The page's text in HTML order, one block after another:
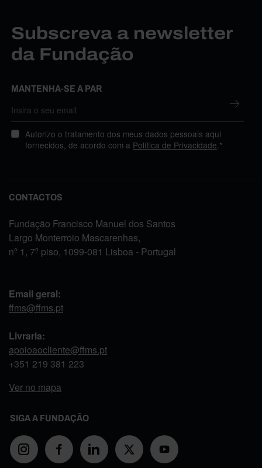
Subscreva a newsletter
da Fundação
MANTENHA-SE A PAR
Autorizo o tratamento dos meus dados pessoais aqui
fornecidos, de acordo com a Política de Privacidade .*
CONTACTOS
Fundação Francisco Manuel dos Santos
Largo Monterroio Mascarenhas,
nº 1, 7º piso, 1099-081 Lisboa - Portugal
Email geral:
ffms@ffms.pt
Livraria:
apoioaocliente@ffms.pt
+351 219 381 223
Ver no mapa
SIGA A FUNDAÇÃO